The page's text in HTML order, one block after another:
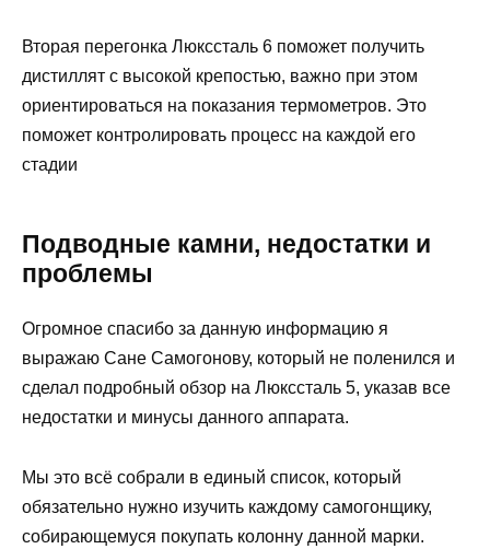
Вторая перегонка Люкссталь 6 поможет получить
дистиллят с высокой крепостью, важно при этом
ориентироваться на показания термометров. Это
поможет контролировать процесс на каждой его
стадии
Подводные камни, недостатки и
проблемы
Огромное спасибо за данную информацию я
выражаю Сане Самогонову, который не поленился и
сделал подробный обзор на Люкссталь 5, указав все
недостатки и минусы данного аппарата.
Мы это всё собрали в единый список, который
обязательно нужно изучить каждому самогонщику,
собирающемуся покупать колонну данной марки.